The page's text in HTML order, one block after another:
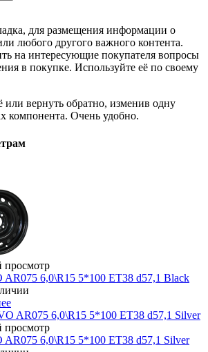
для размещения информации о
любого другого важного контента.
на интересующие покупателя вопросы
в покупке. Используйте её по своему
или вернуть обратно, изменив одну
компонента. Очень удобно.
просмотр
AR075 6,0\R15 5*100 ET38 d57,1 Black
просмотр
6,0\R15 5*100 ET38 d57,1 Silver